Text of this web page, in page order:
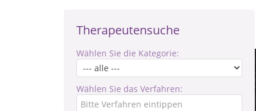
Therapeutensuche
Wählen Sie die Kategorie:
Wählen Sie das Verfahren: